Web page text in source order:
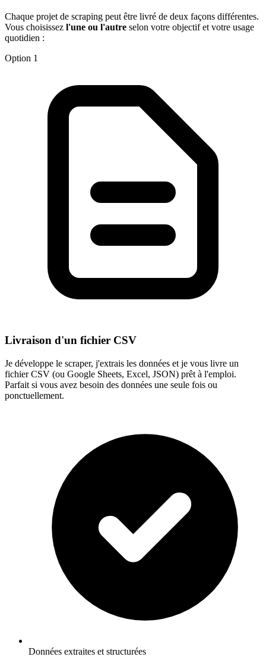
Chaque projet de scraping peut être livré de deux façons différentes.
Vous choisissez l'une ou l'autre selon votre objectif et votre usage
quotidien :
Option 1
Livraison d'un fichier CSV
Je développe le scraper, j'extrais les données et je vous livre un
fichier CSV (ou Google Sheets, Excel, JSON) prêt à l'emploi.
Parfait si vous avez besoin des données une seule fois ou
ponctuellement.
Données extraites et structurées